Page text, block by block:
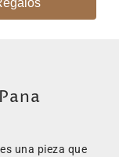
una pieza que